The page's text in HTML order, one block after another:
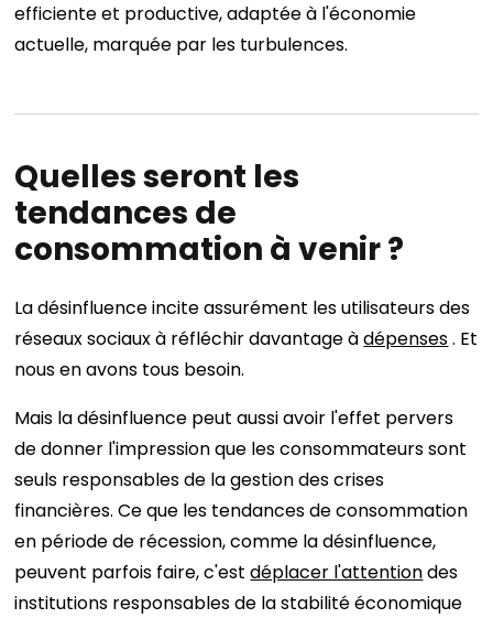
efficiente et productive, adaptée à l'économie
actuelle, marquée par les turbulences.
Quelles seront les
tendances de
consommation à venir ?
La désinfluence incite assurément les utilisateurs des
réseaux sociaux à réfléchir davantage àdépenses. Et
nous en avons tous besoin.
Mais la désinfluence peut aussi avoir l'effet pervers
de donner l'impression que les consommateurs sont
seuls responsables de la gestion des crises
financières. Ce que les tendances de consommation
en période de récession, comme la désinfluence,
peuvent parfois faire, c'estdéplacer l'attentiondes
institutions responsables de la stabilité économique